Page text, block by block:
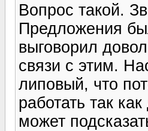
Вопрос такой.
Предложения
выговорил
связи с этим.
липовый, что
работать так
может